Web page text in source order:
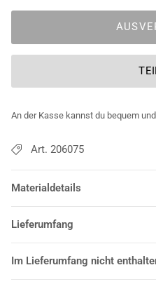
schwarz, glänzend und mit
An der Kasse kannst du bequem
Art. 206075
Materialdetails
Lieferumfang
Im Lieferumfang nicht